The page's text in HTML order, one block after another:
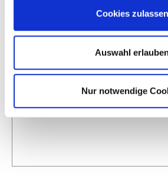
Cookies zulassen
Auswahl
Nur notwendige
Unternehmensnamen und